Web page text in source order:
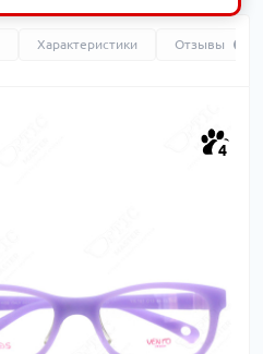
Характеристики Отзывы
4